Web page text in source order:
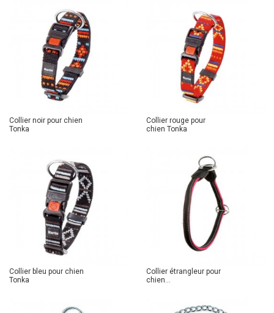
Collier noir pour chien
Tonka
Collier rouge pour
chien Tonka
Collier bleu pour chien
Tonka
Collier étrangleur pour
chien...